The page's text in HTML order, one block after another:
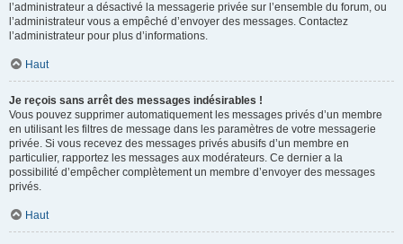
l’administrateur a désactivé la messagerie privée sur l’ensemble du forum, ou
l’administrateur vous a empêché d’envoyer des messages. Contactez
l’administrateur pour plus d’informations.
Haut
Je reçois sans arrêt des messages indésirables !
Vous pouvez supprimer automatiquement les messages privés d’un membre
en utilisant les filtres de message dans les paramètres de votre messagerie
privée. Si vous recevez des messages privés abusifs d’un membre en
particulier, rapportez les messages aux modérateurs. Ce dernier a la
possibilité d’empêcher complètement un membre d’envoyer des messages
privés.
Haut